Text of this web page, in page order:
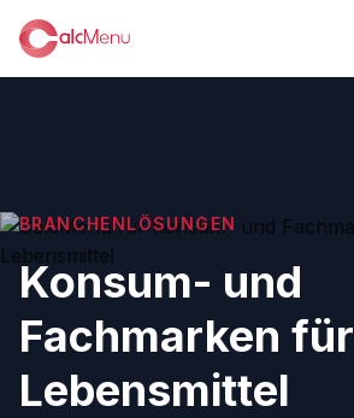
BRANCHENLÖSUNGEN
Konsum- und
Fachmarken für
Lebensmittel